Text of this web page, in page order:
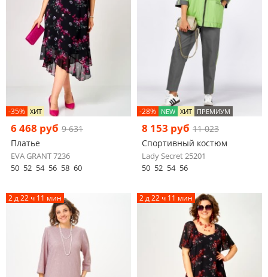
-35% ХИТ
6 468 руб 9 631
Платье
EVA GRANT 7236
50 52 54 56 58 60
-28% NEW ХИТ ПРЕМИУМ
8 153 руб 11 023
Спортивный костюм
Lady Secret 25201
50 52 54 56
2 д 22 ч 11 мин 2 д 22 ч 11 мин